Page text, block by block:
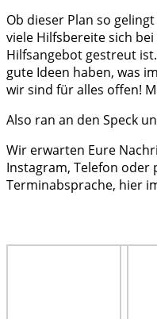
Ob dieser Plan so
viele Hilfsbereite sich
Hilfsangebot gestreut
gute Ideen haben, was
wir sind für alles offen!
Also ran an den Speck
Wir erwarten Eure
Instagram, Telefon oder
Terminabsprache, hier